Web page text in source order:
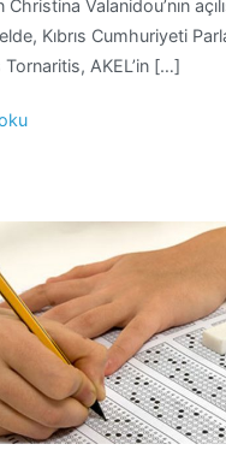
Valanidou’nın
Kıbrıs Cumhuriyeti
AKEL’in […]